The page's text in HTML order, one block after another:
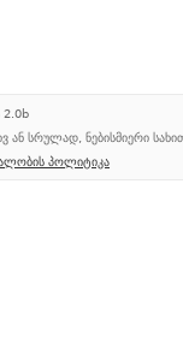
2.0b
ან სრულად, ნებისმიერი
პოლიტიკა